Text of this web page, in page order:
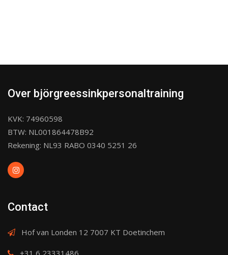
Over björgreessinkpersonaltraining
KVK: 74960598
BTW: NL001864478B92
Rekening: NL93 RABO 0340 5251 26
Contact
Hof van Londen 12 7007 KT Doetinchem
+31 6 23331486